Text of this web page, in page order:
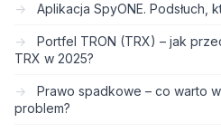
Aplikacja SpyONE. Podsłuch,
Portfel TRON (TRX) – jak
TRX w 2025?
Prawo spadkowe – co warto
problem?